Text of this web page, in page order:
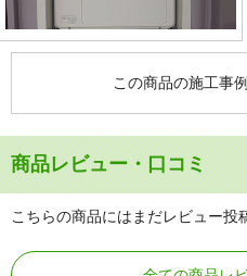
この商品の施工事
商品レビュー・口コミ
こちらの商品にはまだレビュー投